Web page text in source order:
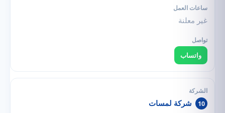
غير معلنة
واتساب
10 شركة لمسات